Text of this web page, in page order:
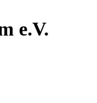
e.V.